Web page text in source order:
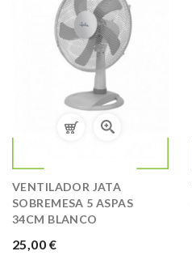
VENTILADOR JATA
SOBREMESA 5 ASPAS
34CM BLANCO
PRECIO
25,00 €